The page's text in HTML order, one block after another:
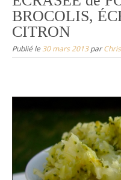
BROCOLIS,
CITRON
Publié le 30 mars 2013par